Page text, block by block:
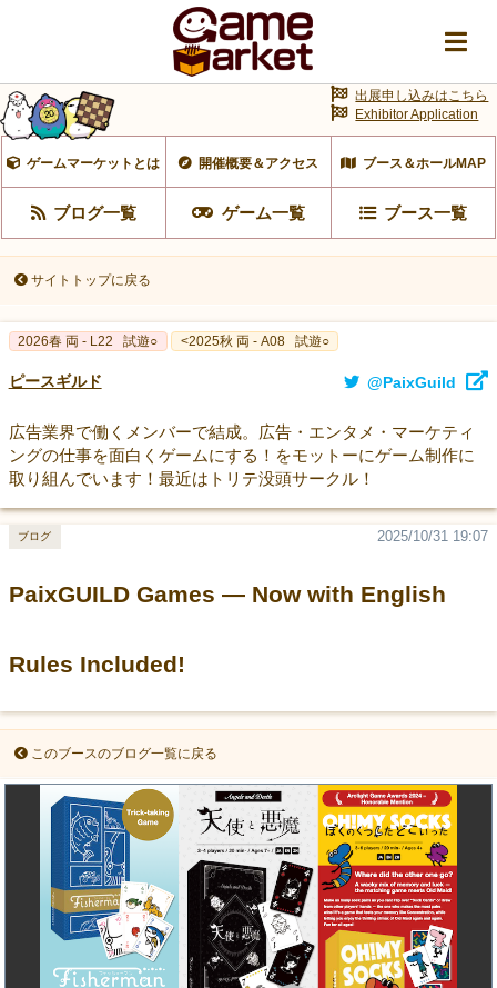
ゲームマーケットとは 開催概要＆アクセス ブース＆ホールMAP
ブログ一覧 ゲーム一覧 ブース一覧
出展申し込みはこちら
Exhibitor Application
サイトトップに戻る
2026春 両 - L22 試遊○ <2025秋 両 - A08 試遊○
ピースギルド @PaixGuild
広告業界で働くメンバーで結成。広告・エンタメ・マーケティ
ングの仕事を面白くゲームにする！をモットーにゲーム制作に
取り組んでいます！最近はトリテ没頭サークル！
PaixGUILD Games — Now with English
Rules Included!
2025/10/31 19:07
ブログ
このブースのブログ一覧に戻る